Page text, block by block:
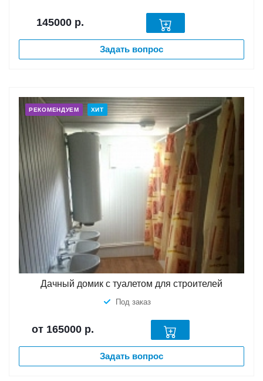
145000 р.
Задать вопрос
РЕКОМЕНДУЕМ ХИТ
Дачный домик с туалетом для строителей
Под заказ
от 165000 р.
Задать вопрос